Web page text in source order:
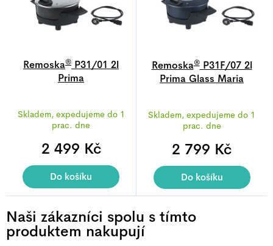
Remoska® P31/01 2l
Prima
hodnocení
produktu
je
z
5
Skladem, expedujeme do 1
prac. dne
2 499 Kč
Do košíku
Remoska®P31F/07 2l
Prima Glass Maria
hodnocení
produktu
je
z
5
Skladem, expedujeme do 1
prac. dne
2 799 Kč
Do košíku
Naši zákazníci spolu s tímto
produktem nakupují